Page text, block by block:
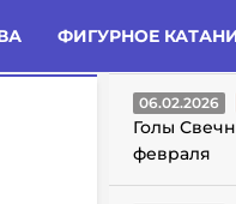
ФИГУРНОЕГОЛЫ С
06.02.2026
Голы
февраля